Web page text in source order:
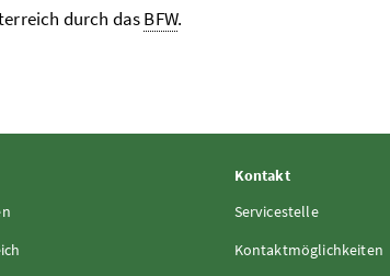
durch dasBFW.
Kontakt
Servicestelle
Kontaktmöglichkeiten